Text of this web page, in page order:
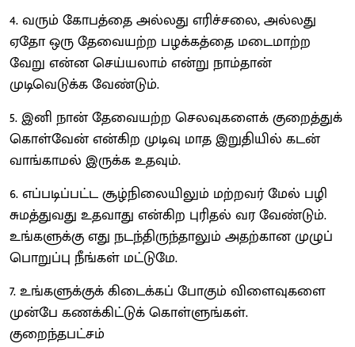
4. வரும் கோபத்தை அல்லது எரிச்சலை, அல்லது
ஏதோ ஒரு தேவையற்ற பழக்கத்தை மடைமாற்ற
வேறு என்ன செய்யலாம் என்று நாம்தான்
முடிவெடுக்க வேண்டும்.
5. இனி நான் தேவையற்ற செலவுகளைக் குறைத்துக்
கொள்வேன் என்கிற முடிவு மாத இறுதியில் கடன்
வாங்காமல் இருக்க உதவும்.
6. எப்படிப்பட்ட சூழ்நிலையிலும் மற்றவர் மேல் பழி
சுமத்துவது உதவாது என்கிற புரிதல் வர வேண்டும்.
உங்களுக்கு எது நடந்திருந்தாலும் அதற்கான முழுப்
பொறுப்பு நீங்கள் மட்டுமே.
7. உங்களுக்குக் கிடைக்கப் போகும் விளைவுகளை
முன்பே கணக்கிட்டுக் கொள்ளுங்கள்.
குறைந்தபட்சம்